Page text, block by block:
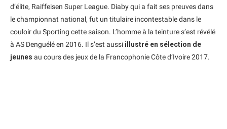
d’élite, Raiffeisen Super League. Diaby qui a fait ses preuves dans
le championnat national, fut un titulaire incontestable dans le
couloir du Sporting cette saison. L’homme à la teinture s’est révélé
à AS Denguélé en 2016. Il s’est aussi illustré en sélection de
jeunes au cours des jeux de la Francophonie Côte d’Ivoire 2017.